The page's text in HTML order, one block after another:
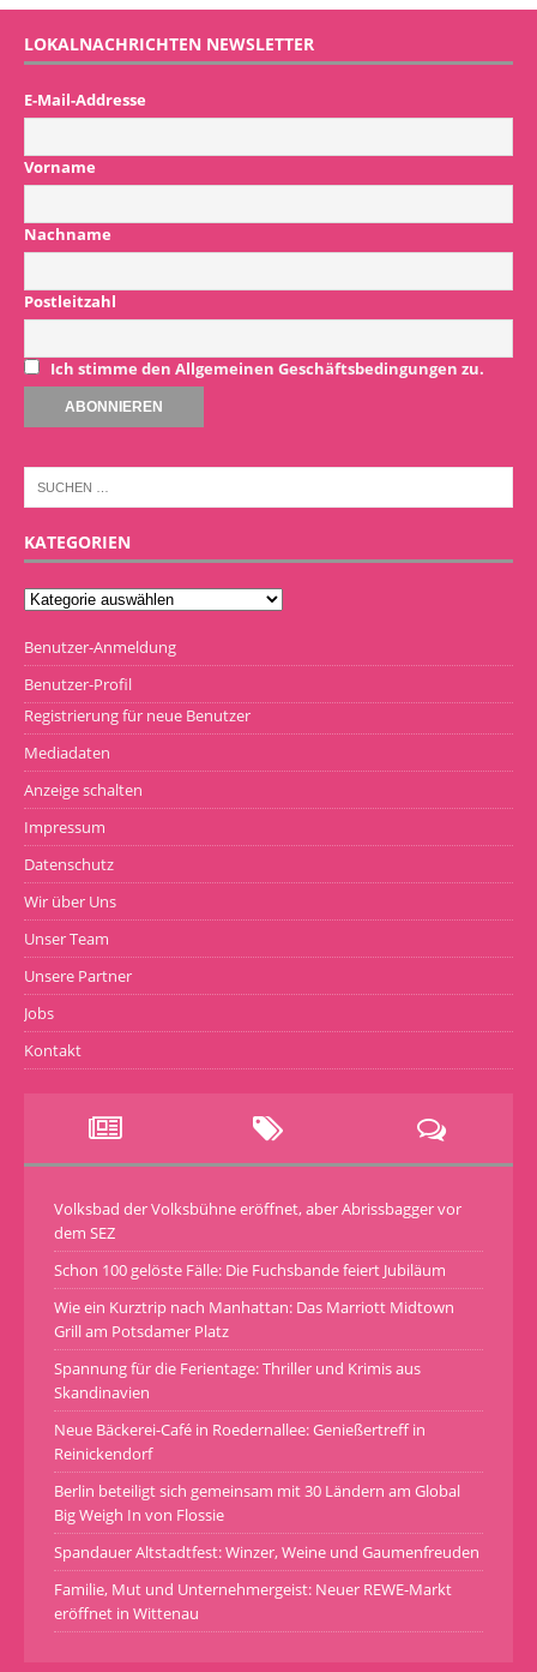
LOKALNACHRICHTEN NEWSLETTER
E-Mail-Addresse
Vorname
Nachname
Postleitzahl
Ich stimme den Allgemeinen Geschäftsbedingungen zu.
KATEGORIEN
Benutzer-Anmeldung
Benutzer-Profil
Registrierung für neue Benutzer
Mediadaten
Anzeige schalten
Impressum
Datenschutz
Wir über Uns
Unser Team
Unsere Partner
Jobs
Kontakt
Volksbad der Volksbühne eröffnet, aber Abrissbagger vor
dem SEZ
Schon 100 gelöste Fälle: Die Fuchsbande feiert Jubiläum
Wie ein Kurztrip nach Manhattan: Das Marriott Midtown
Grill am Potsdamer Platz
Spannung für die Ferientage: Thriller und Krimis aus
Skandinavien
Neue Bäckerei-Café in Roedernallee: Genießertreff in
Reinickendorf
Berlin beteiligt sich gemeinsam mit 30 Ländern am Global
Big Weigh In von Flossie
Spandauer Altstadtfest: Winzer, Weine und Gaumenfreuden
Familie, Mut und Unternehmergeist: Neuer REWE-Markt
eröffnet in Wittenau